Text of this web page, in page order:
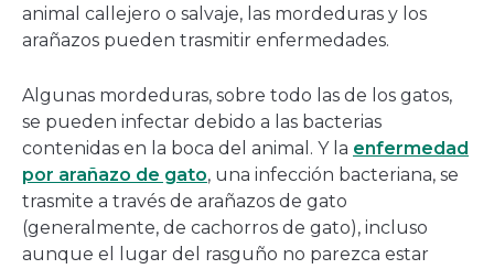
animal callejero o salvaje, las mordeduras y los
arañazos pueden trasmitir enfermedades.
Algunas mordeduras, sobre todo las de los gatos,
se pueden infectar debido a las bacterias
contenidas en la boca del animal. Y la enfermedad
por arañazo de gato, una infección bacteriana, se
trasmite a través de arañazos de gato
(generalmente, de cachorros de gato), incluso
aunque el lugar del rasguño no parezca estar